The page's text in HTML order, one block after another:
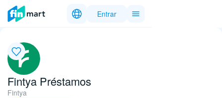
Entrar
Fintya Préstamos
Fintya